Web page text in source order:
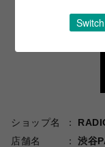
ショップ名
店舗名
渋谷